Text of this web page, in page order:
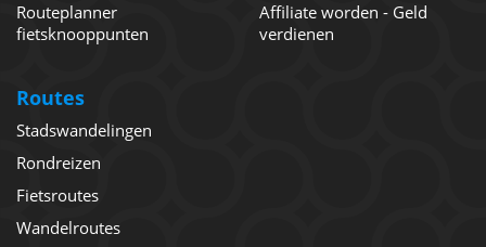
Routeplanner
fietsknooppunten
Affiliate worden - Geld
verdienen
Routes
Stadswandelingen
Rondreizen
Fietsroutes
Wandelroutes